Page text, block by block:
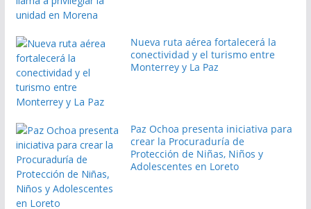
Nueva ruta aérea fortalecerá la
conectividad y el turismo entre
Monterrey y La Paz
Paz Ochoa presenta iniciativa para
crear la Procuraduría de
Protección de Niñas, Niños y
Adolescentes en Loreto